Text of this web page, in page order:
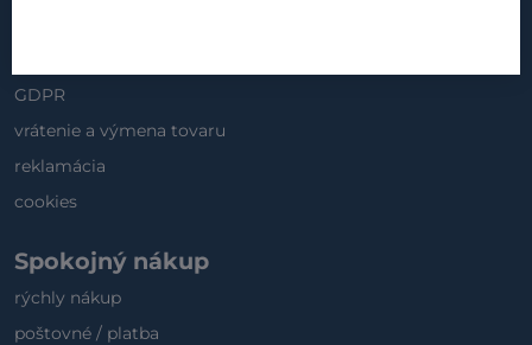
GDPR
vrátenie a výmena tovaru
reklamácia
cookies
Spokojný nákup
rýchly nákup
poštovné / platba